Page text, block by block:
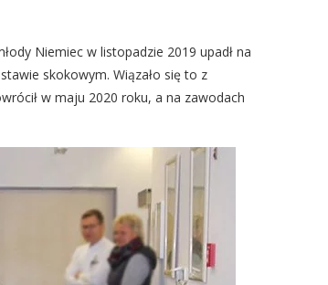
Niemiec w listopadzie 2019 upadł na
skokowym. Wiązało się to z
w maju 2020 roku, a na zawodach